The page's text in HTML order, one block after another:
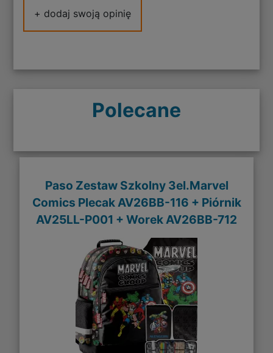
+ dodaj swoją opinię
Polecane
Paso Zestaw Szkolny 3el.Marvel
Comics Plecak AV26BB-116 + Piórnik
AV25LL-P001 + Worek AV26BB-712